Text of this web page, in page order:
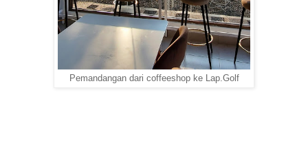
Pemandangan dari coffeeshop ke Lap.Golf